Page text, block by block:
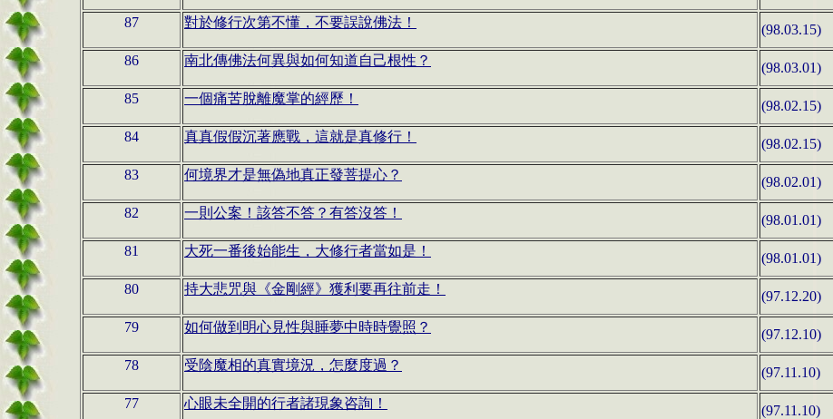
87
對於修行次第不懂，不要誤說佛法！
(98.03.15)
86
南北傳佛法何異與如何知道自己根性？
(98.03.01)
85
一個痛苦脫離魔掌的經歷！
(98.02.15)
84
真真假假沉著應戰，這就是真修行！
(98.02.15)
83
何境界才是無偽地真正發菩提心？
(98.02.01)
82
一則公案！該答不答？有答沒答！
(98.01.01)
81
大死一番後始能生，大修行者當如是！
(98.01.01)
80
持大悲咒與《金剛經》獲利要再往前走！
(97.12.20)
79
如何做到明心見性與睡夢中時時覺照？
(97.12.10)
78
受陰魔相的真實境況，怎麼度過？
(97.11.10)
77
心眼未全開的行者諸現象咨詢！
(97.11.10)